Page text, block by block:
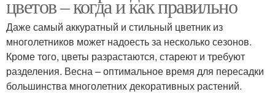
цветов – когда и как правильно
Даже самый аккуратный и стильный цветник из
многолетников может надоесть за несколько сезонов.
Кроме того, цветы разрастаются, стареют и требуют
разделения. Весна – оптимальное время для пересадки
большинства многолетних декоративных растений.